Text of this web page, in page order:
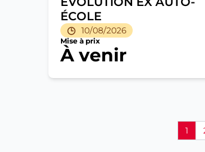
10/08/2026
ÉCOLE
Mise à prix
À venir
1